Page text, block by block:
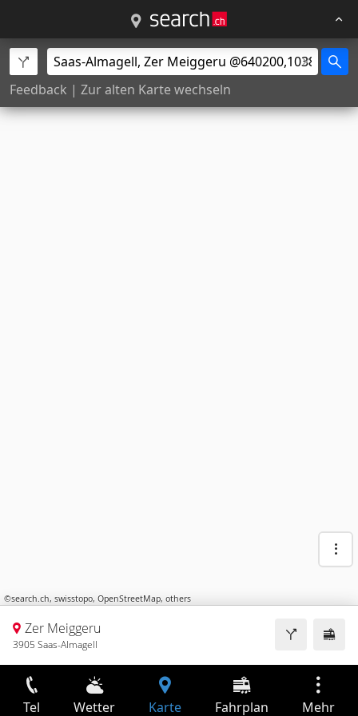
Feedback | Zur alten Karte wechseln
©search.ch, swisstopo, OpenStreetMap, others
Zer Meiggeru
3905 Saas-Almagell
Tel Wetter Karte Fahrplan Mehr